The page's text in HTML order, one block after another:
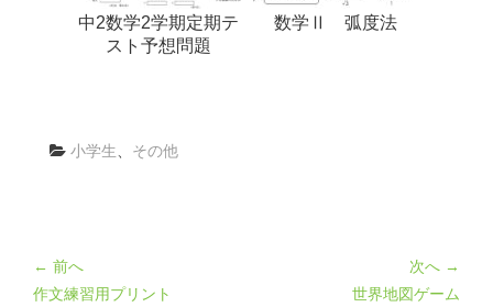
中2数学2学期定期テ
スト予想問題
数学Ⅱ 弧度法
小学生 その他
← 前へ
作文練習用プリント
次へ →
世界地図ゲーム